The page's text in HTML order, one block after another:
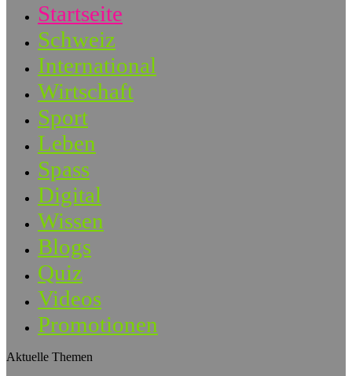
Startseite
Schweiz
International
Wirtschaft
Sport
Leben
Spass
Digital
Wissen
Blogs
Quiz
Videos
Promotionen
Aktuelle Themen